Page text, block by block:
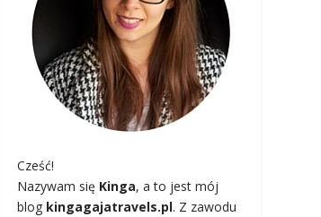
Cześć!
Nazywam się Kinga, a to jest mój
blog kingagajatravels.pl. Z zawodu